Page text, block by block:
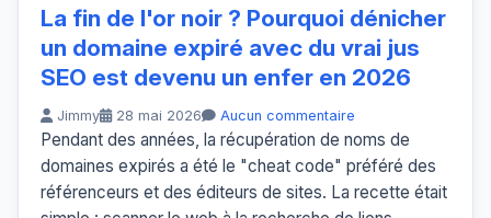
La fin de l'or noir ? Pourquoi dénicher
un domaine expiré avec du vrai jus
SEO est devenu un enfer en 2026
Jimmy 28 mai 2026 Aucun commentaire
Pendant des années, la récupération de noms de
domaines expirés a été le "cheat code" préféré des
référenceurs et des éditeurs de sites. La recette était